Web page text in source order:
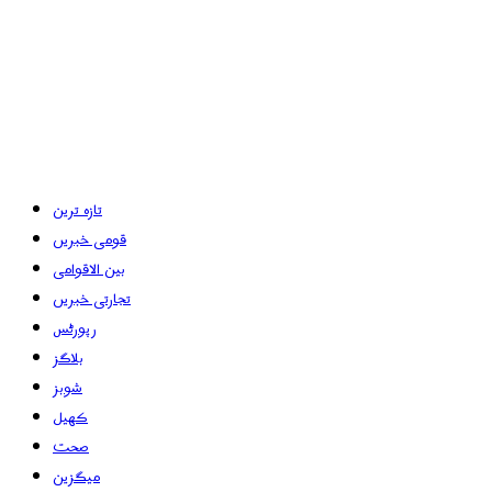
تازہ ترین
قومی خبریں
بین الاقوامی
تجارتی خبریں
رپورٹس
بلاگز
شوبز
کھیل
صحت
میگزین